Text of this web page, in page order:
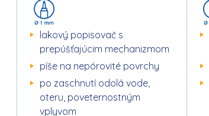
lakový popisovač s
prepúšťajúcim mechanizmom
píše na nepórovité povrchy
po zaschnutí odolá vode,
oteru, poveternostným
vplyvom